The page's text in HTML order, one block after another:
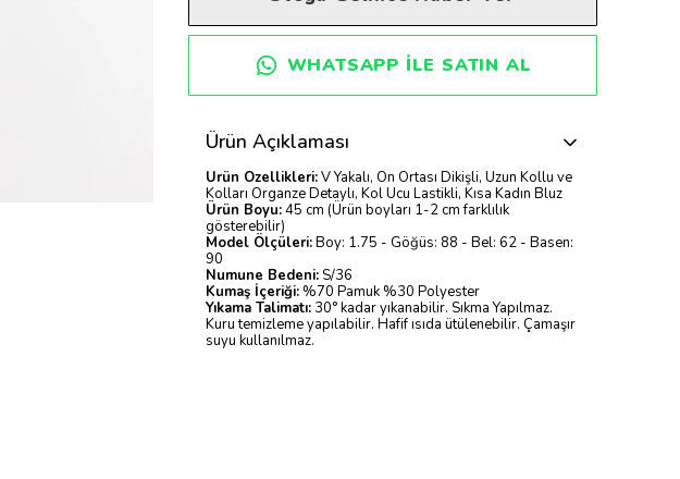
WHATSAPP ILE SATIN AL
Ürün Açıklaması
Ürün Özellikleri:V Yakalı, Ön Ortası Dikişli, Uzun Kollu ve
Kolları Organze Detaylı, Kol Ucu Lastikli, Kısa Kadın Bluz
Ürün Boyu:45 cm (Ürün boyları 1-2 cm farklılık
gösterebilir)
Model Ölçüleri:Boy: 1.75 - Göğüs: 88 - Bel: 62 - Basen:
90
Numune Bedeni: S/36
Kumaş İçeriği: %70 Pamuk %30 Polyester
Yıkama Talimatı:30° kadar yıkanabilir. Sıkma Yapılmaz.
Kuru temizleme yapılabilir. Hafif ısıda ütülenebilir. Çamaşır
suyu kullanılmaz.